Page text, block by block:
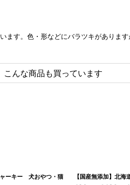
ます。色・形などにバラツキがあります
こんな商品も買っています
ーキー 犬おやつ・猫
【国産無添加】北海